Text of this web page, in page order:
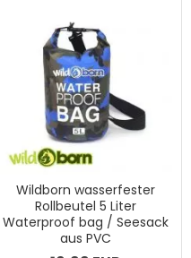
Wildborn wasserfester
Rollbeutel 5 Liter
Waterproof bag / Seesack
aus PVC